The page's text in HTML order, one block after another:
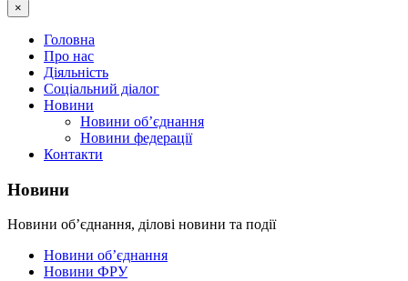
×
Головна
Про нас
Діяльність
Соціальний діалог
Новини
Новини об’єднання
Новини федерації
Контакти
Новини
Новини об’єднання, ділові новини та події
Новини об’єднання
Новини ФРУ